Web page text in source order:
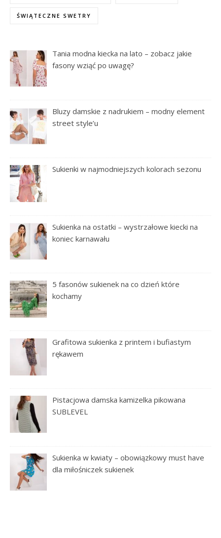
ŚWIĄTECZNE SWETRY
Tania modna kiecka na lato – zobacz jakie
fasony wziąć po uwagę?
Bluzy damskie z nadrukiem – modny element
street style’u
Sukienki w najmodniejszych kolorach sezonu
Sukienka na ostatki – wystrzałowe kiecki na
koniec karnawału
5 fasonów sukienek na co dzień które
kochamy
Grafitowa sukienka z printem i bufiastym
rękawem
Pistacjowa damska kamizelka pikowana
SUBLEVEL
Sukienka w kwiaty – obowiązkowy must have
dla miłośniczek sukienek